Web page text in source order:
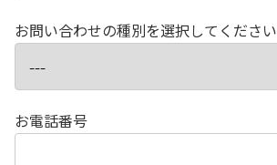
お問い合わせの種別を選択してください
お電話番号